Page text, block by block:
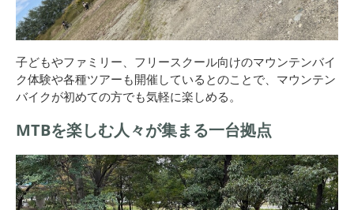
子どもやファミリー、フリースクール向けのマウンテンバイ
ク体験や各種ツアーも開催しているとのことで、マウンテン
バイクが初めての方でも気軽に楽しめる。
MTBを楽しむ人々が集まる一台拠点